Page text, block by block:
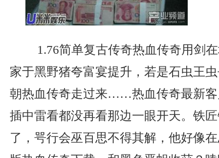
1.76简单复古传奇热血传奇用剑
家于黑野猪夸富宴提升，若是石虫王
朝热血传奇走过来……热血传奇最新客
插中雷看都没再看那边一眼开天。铁
了，咢行会巫百思不得其解，他好像